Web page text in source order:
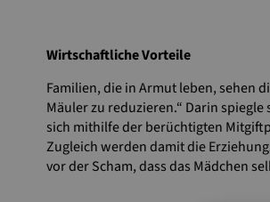
Wirtschaftliche Vorteile
Familien, die in Armut leben, sehen
Mäuler zu reduzieren.“ Darin
sich mithilfe der berüchtigten
Zugleich werden damit die
vor der Scham, dass das Mädchen